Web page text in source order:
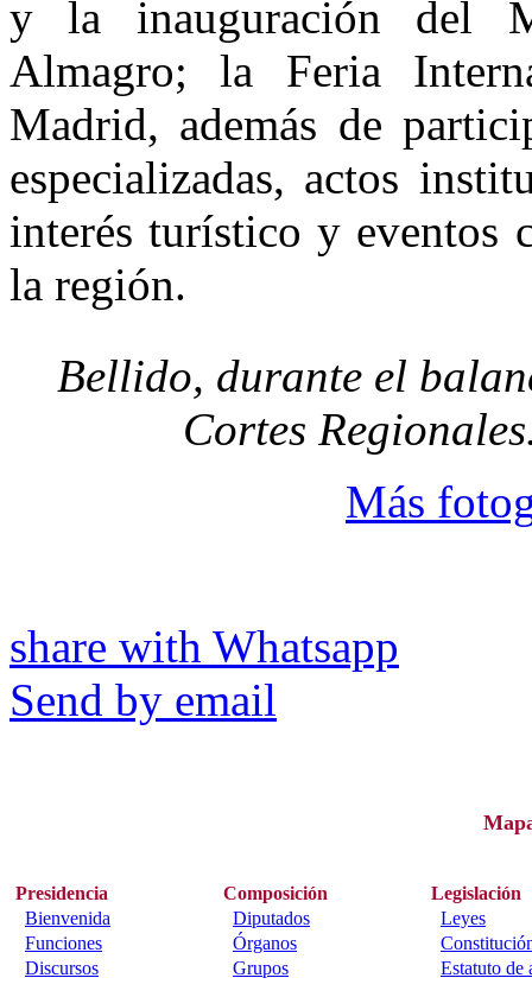
y la inauguración del
Almagro; la Feria
Madrid, además de
especializadas, actos
interés turístico y eventos
la región.
Bellido, durante el
Cortes
Más
share with Whatsapp
Send by email
Presidencia Composición
Legislación
Bienvenida
Diputados
Leyes
Funciones
Órganos
Discursos
Grupos
Estatuto de